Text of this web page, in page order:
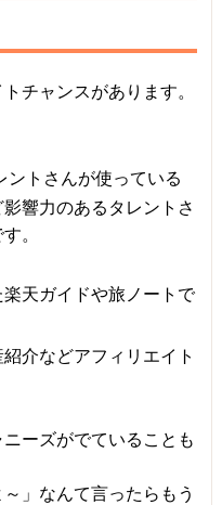
チャンスがあります。
ントさんが使っている
響力のあるタレントさ
。
天ガイドや旅ノートで
介などアフィリエイト
ーズがでていることも
」なんて言ったらもう